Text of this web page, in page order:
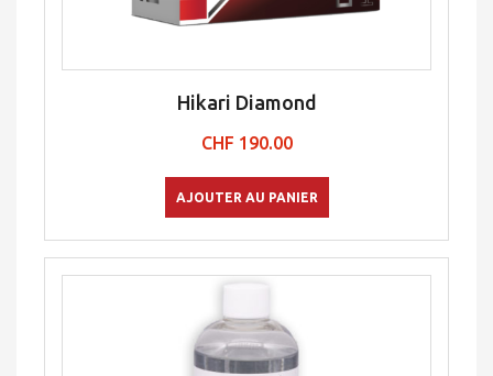
Hikari Diamond
CHF 190.00
AJOUTER AU PANIER